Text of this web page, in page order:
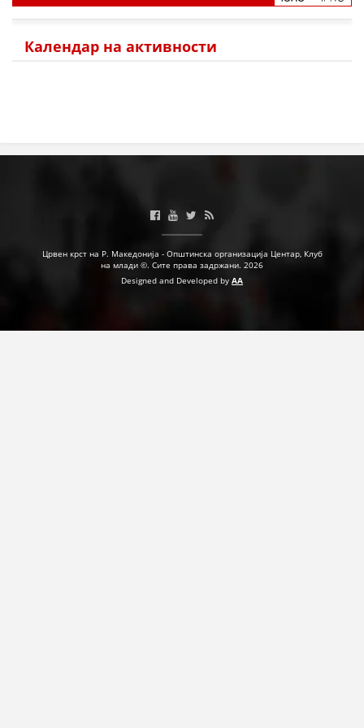
Календар на активности
Црвен крст на Р. Македонија - Општинска организација Центар, Клуб
на млади ©. Сите права задржани. 2026
Designed and Developed by AA